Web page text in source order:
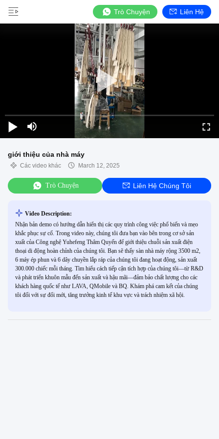
Trò Chuyện Liên Hệ
giới thiệu của nhà máy
Các video khác March 12, 2025
Trò Chuyện Liên Hệ Chúng Tôi
Video Description:
Nhận bản demo có hướng dẫn hiển thị các quy trình công việc phổ biến và mẹo
khắc phục sự cố. Trong video này, chúng tôi đưa bạn vào bên trong cơ sở sản
xuất của Công nghệ Yuhefeng Thâm Quyến để giới thiệu chuỗi sản xuất điện
thoại di động hoàn chỉnh của chúng tôi. Bạn sẽ thấy sàn nhà máy rộng 3500 m2,
6 máy ép phun và 6 dây chuyền lắp ráp của chúng tôi đang hoạt động, sản xuất
300.000 chiếc mỗi tháng. Tìm hiểu cách tiếp cận tích hợp của chúng tôi—từ R&D
và phát triển khuôn mẫu đến sản xuất và hậu mãi—đảm bảo chất lượng cho các
khách hàng quốc tế như LAVA, QMobile và BQ. Khám phá cam kết của chúng
tôi đối với sự đổi mới, tăng trưởng kinh tế khu vực và trách nhiệm xã hội.